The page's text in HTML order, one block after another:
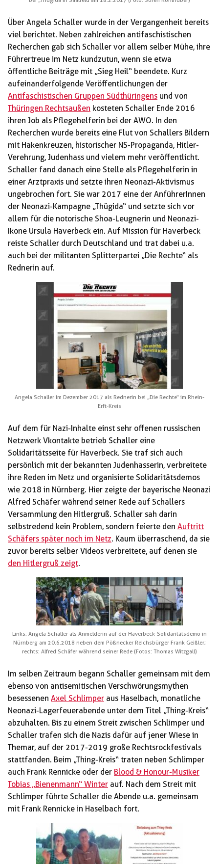
Über Angela Schaller wurde in der Vergangenheit bereits
viel berichtet. Neben zahlreichen antifaschistischen
Recherchen gab sich Schaller vor allem selber Mühe, ihre
Führertreue im Netz kundzutun, wenn sie etwa
öffentliche Beiträge mit „Sieg Heil“ beendete. Kurz
aufeinanderfolgende Veröffentlichungen der
Antifaschistischen Gruppen Südthüringens und von
Thüringen Rechtsaußen kosteten Schaller Ende 2016
ihren Job als Pflegehelferin bei der AWO. In den
Recherchen wurde bereits eine Flut von Schallers Bildern
mit Hakenkreuzen, historischer NS-Propaganda, Hitler-
Verehrung, Judenhass und vielem mehr veröffentlicht.
Schaller fand danach eine Stelle als Pflegehelferin in
einer Arztpraxis und setzte ihren Neonazi-Aktivismus
ungebrochen fort. Sie war 2017 eine der AnführerInnen
der Neonazi-Kampagne „Thügida“ und setzte sich vor
allem für die notorische Shoa-Leugnerin und Neonazi-
Ikone Ursula Haverbeck ein. Auf Mission für Haverbeck
reiste Schaller durch Deutschland und trat dabei u.a.
auch bei der militanten Splitterpartei „Die Rechte“ als
Rednerin auf.
Angela Schaller im Dezember 2017 als Rednerin bei „Die Rechte“ im Rhein-
Erft-Kreis
Auf dem für Nazi-Inhalte einst sehr offenen russischen
Netzwerk Vkontakte betrieb Schaller eine
Solidaritätsseite für Haverbeck. Sie traf sich auch
persönlich mit der bekannten Judenhasserin, verbreitete
ihre Reden im Netz und organisierte Solidaritätsdemos
wie 2018 in Nürnberg. Hier zeigte der bayerische Neonazi
Alfred Schäfer während seiner Rede auf Schallers
Versammlung den Hitlergruß. Schaller sah darin
selbstredend kein Problem, sondern feierte den Auftritt
Schäfers später noch im Netz. Kaum überraschend, da sie
zuvor bereits selber Videos verbreitete, auf denen sie
den Hitlergruß zeigt.
Links: Angela Schaller als Anmelderin auf der Haverbeck-Solidaritätsdemo in
Nürnberg am 20.6.2018 neben dem Pößnecker Reichsbürger Frank Geißler;
rechts: Alfred Schäfer während seiner Rede (Fotos: Thomas Witzgall)
Im selben Zeitraum begann Schaller gemeinsam mit dem
ebenso von antisemitischen Verschwörungsmythen
besessenen Axel Schlimper aus Haselbach, monatliche
Neonazi-Lagerfeuerabende unter dem Titel „Thing-Kreis“
abzuhalten. Bis zu einem Streit zwischen Schlimper und
Schaller trafen sich die Nazis dafür auf jener Wiese in
Themar, auf der 2017-2019 große Rechtsrockfestivals
stattfanden. Beim „Thing-Kreis“ traten neben Schlimper
auch Frank Rennicke oder der Blood & Honour-Musiker
Tobias „Bienenmann“ Winter auf. Nach dem Streit mit
Schlimper führte Schaller die Abende u.a. gemeinsam
mit Frank Rennicke in Haselbach fort.